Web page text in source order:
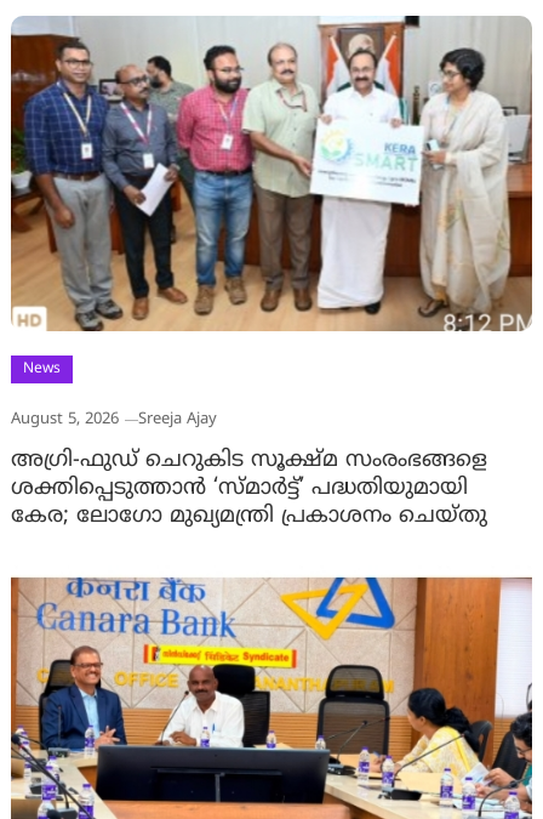
News
August 5, 2026 Sreeja Ajay
അഗ്രി-ഫുഡ് ചെറുകിട സൂക്ഷ്മ സംരംഭങ്ങളെ
ശക്തിപ്പെടുത്താന്‍ ‘സ്മാര്‍ട്ട്’ പദ്ധതിയുമായി
കേര; ലോഗോ മുഖ്യമന്ത്രി പ്രകാശനം ചെയ്തു